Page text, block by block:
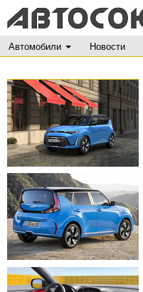
Автомобили Новости